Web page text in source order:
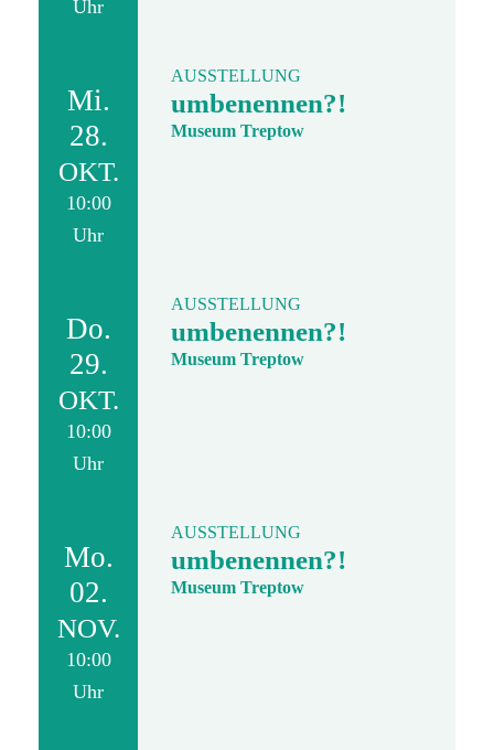
Uhr
Mi.
28.
OKT.
10:00
Uhr
AUSSTELLUNG
umbenennen?!
Museum Treptow
Do.
29.
OKT.
10:00
Uhr
AUSSTELLUNG
umbenennen?!
Museum Treptow
Mo.
02.
NOV.
10:00
Uhr
AUSSTELLUNG
umbenennen?!
Museum Treptow